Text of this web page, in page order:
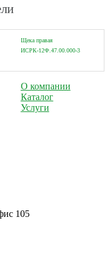
Щека правая
ИСРК-12Ф.47.00.000-3
О компании
Каталог
Услуги
105